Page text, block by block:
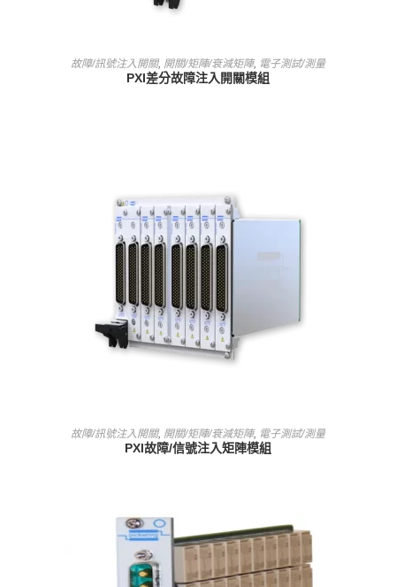
查看內容
故障/訊號注入開關, 開關/矩陣/衰減矩陣, 電子測試/測量
PXI差分故障注入開關模組
查看內容
故障/訊號注入開關, 開關/矩陣/衰減矩陣, 電子測試/測量
PXI故障/信號注入矩陣模組